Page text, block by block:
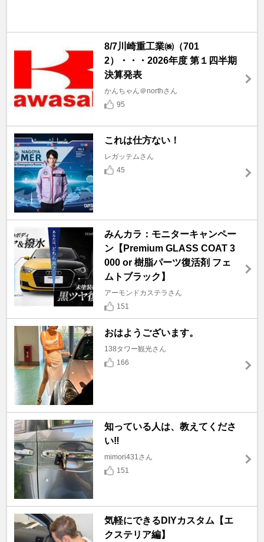
8/7川崎重工業㈱（701
2）・・・2026年度 第１四半期
決算発表
かんちゃん＠northさん
95
これは仕方ない！
レガッテムさん
45
みんカラ：モニターキャンペー
ン【Premium GLASS COAT 3
000 or 樹脂パーツ復活剤 フェ
ムトブラック】
アーモンドカステラさん
151
おはようございます。
138タワー観光さん
166
知っている人は、教えてくださ
い‼️
mimori431さん
151
気軽にできるDIYカスタム【エ
クステリア編】